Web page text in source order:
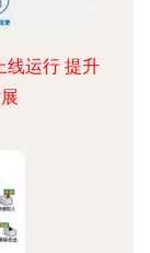
线运行 提升